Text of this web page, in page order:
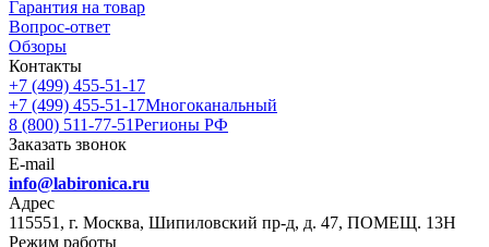
Гарантия на товар
Вопрос-ответ
Обзоры
Контакты
+7 (499) 455-51-17
+7 (499) 455-51-17Многоканальный
8 (800) 511-77-51Регионы РФ
Заказать звонок
E-mail
info@labironica.ru
Адрес
115551, г. Москва, Шипиловский пр-д, д. 47, ПОМЕЩ. 13Н
Режим работы